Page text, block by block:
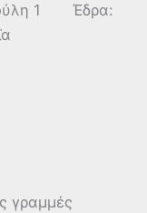
1 Έδρα:
γραμμές